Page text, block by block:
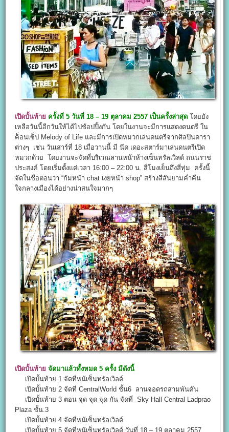
เปิดบั้นท้าย ครั้งที่ 5 วันที่ 18 – 19 ตุลาคม 2557 เป็นครั้งล่าสุด โดยยัง
เหลือวันนี้อีกวันให้ได้ไปช้อปปิ้งกัน โดยในงานจะมีการแสดงดนตรี ใน
ค็อนเซ็ป Melody of Life และมีการเปิดหมวกเล่นดนตรีจากศิลปินดารา
ต่างๆ เช่น วันเสาร์ที่ 18 เมื่อวานนี้ มี น๊ด เดอะสตาร์มาเล่นดนตรีเปิด
หมวกด้วย โดยงานจะจัดที่บริเวณลานหน้าห้างเซ็นทรัลเวิลด์ ถนนราช
ประสงค์ โดยเริ่มตั้งแต่เวลา 16:00 – 22:00 น. สี่โมงเย็นถึงสี่ทุ่ม ครั้งนี้
จัดในชื่อตอนว่า “ก้มหน้า chat เงยหน้า shop” สร้างสีสันยามค่ำคืน
ใจกลางเมืองได้อย่างน่าสนใจมากๆ
เปิดบั้นท้าย จัดมาแล้วทั้งหมด 5 ครั้ง มีดังนี้
เปิดบั้นท้าย 1 จัดที่หน้เซ็นทรัลเวิลด์
เปิดบั้นท้าย 2 จัดที่ CentralWorld ชั้น6 ลานจอดรถสามพันคัน
เปิดบั้นท้าย 3 ตอน จุด จุด จุด กัน จัดที่ Sky Hall Central Ladprao
Plaza ชั้น.3
เปิดบั้นท้าย 4 จัดที่หน้เซ็นทรัลเวิลด์
เปิดบั้นท้าย 5 จัดที่หน้เซ็นทรัลเวิลด์ วันที่ 18 – 19 ตุลาคม 2557